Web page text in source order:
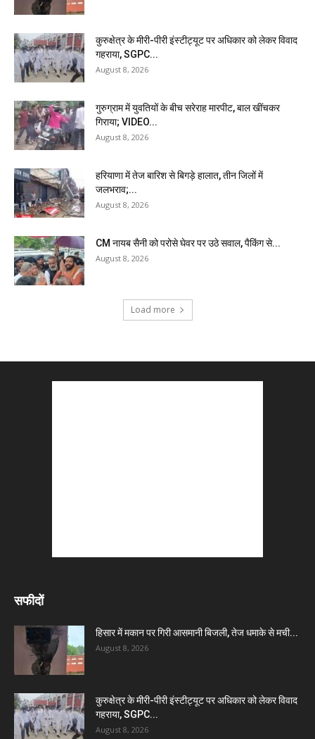
कुरुक्षेत्र के मीरी-पीरी इंस्टीट्यूट पर अधिकार को लेकर विवाद
गहराया, SGPC...
August 8, 2026
गुरुग्राम में युवतियों के बीच सरेराह मारपीट, बाल खींचकर
गिराया; VIDEO...
August 8, 2026
हरियाणा में तेज बारिश से बिगड़े हालात, तीन जिलों में
जलभराव;...
August 8, 2026
CM नायब सैनी को परोसे घेवर पर उठे सवाल, पैकिंग से...
August 8, 2026
Load more
सफीदों
हिसार में मकान पर गिरी आसमानी बिजली, तेज धमाके से मची...
August 8, 2026
कुरुक्षेत्र के मीरी-पीरी इंस्टीट्यूट पर अधिकार को लेकर विवाद
गहराया, SGPC...
August 8, 2026